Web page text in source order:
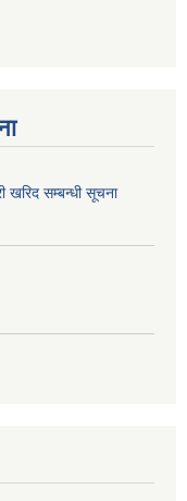
खरिद सम्बन्धी सूचना